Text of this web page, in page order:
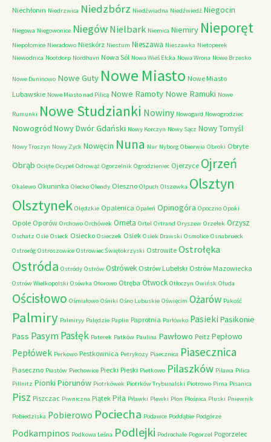
Niechłonin Niedrzwica Niedzbórz Niedźwiadna Niedźwiedź Niegocin
Niegowa Niegowonice Niegów Nielbark Niemica Niemiry Nieporęt
Niepołomice Nieradowo Nieskórz Niestum Nieszawa Nieszawka Nietoperek
Niewodnica Nootdorp Nordhavn Nowa Sól Nowa Wieś Ełcka Nowa Wrona Nowe Brzesko
Nowe Duninowo Nowe Guty Nowe Miasto Nowe Miasto
Lubawskie Nowe Miasto nad Pilicą Nowe Ramoty Nowe Ramuki Nowe
Rumunki Nowe Studzianki Nowiny Nowogard Nowogrodziec
Nowogród Nowy Dwór Gdański Nowy Korczyn Nowy Sącz Nowy Tomyśl
Nowy Troszyn Nowy Zyck Nowęcin Nuna Nur Nyborg Obierwia Obroki Obryte
Obrąb Ocięte Ocypel Odrowąż Ogorzelnik Ogrodzieniec Ojerzyce Ojrzeń
Okalewo Okuninka Olecko Olendy Oleszno Olpuch Olszewka Olsztyn
Olsztynek Olędzkie Opalenica Opaleń Opinogóra Opoczno Opoki
Opole Oporów Orchowo Orchówek Orneta Ortel Ortrand Oryszew Orzełek Orzysz
Oschatz Osie Osieck Osiecko Osieczek Osiek Osiek Drawski Osmolice Osnabrueck
Ostroróg Ostroszowice Ostrowiec Świętokrzyski Ostrowite Ostrołęka
Ostróda Ostródy Ostrów Ostrówek Ostrów Lubelski Ostrów Mazowiecka
Ostrów Wielkopolski Osówka Otorowo Otręba Otwock Otłoczyn Owińsk Ołuda
Ościsłowo Ośmiałowo Ośniki Ośno Lubuskie Oświęcim Ożarów Pakość
Palmiry Palmiryy Palędzie Paplin Paprotnia Parłówko Pasieki Pasikonie
Pass PasymPasłęk Paterek Patków Paulina Pawłowo Peitz Pepłowo
Pepłówek Perkowo Pestkownica Petrykozy Piaecznica Piasecznica
Piaseczno Piastów Piechowice Piecki Pieski Pietkowo Pilaszków Pilawa Pilica
Pillnitz Pionki Piorunów Piotrkówek Piotrków Trybunalski Piotrowo Pirna Pisanica
Pisz Piszczac Piwniczna Piątek Piła Piławki Plewki Plon Plośnica Pluski Pniewnik
Pobiedziska Pobierowo Pociecha Podawce Poddąbie Podgórze
Podkampinos Podkowa Leśna Podlejki Podrochale Pogorzel Pogorzelec